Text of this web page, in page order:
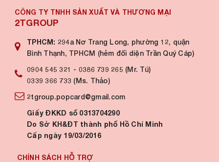
CÔNG TY TNHH SẢN XUẤT VÀ THƯƠNG MẠI
2TGROUP
TPHCM: 294a Nơ Trang Long, phường 12, quận
Bình Thạnh, TPHCM (hẻm đối diện Trần Quý Cáp)
0904 545 321 - 0386 739 265 (Mr. Tú)
0339 366 733 (Ms. Thảo)
2tgroup.popcard@gmail.com
Giấy ĐKKD số 0313704290
Do Sở KH&ĐT thành phố Hồ Chí Minh
Cấp ngày 19/03/2016
CHÍNH SÁCH HỖ TRỢ